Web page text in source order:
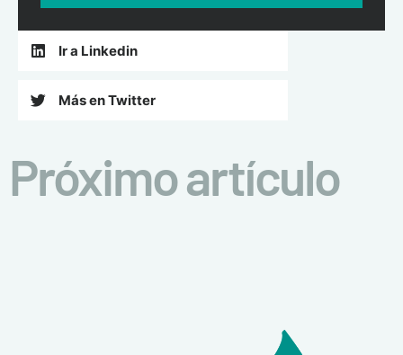
Ir a Linkedin
Más en Twitter
Próximo artículo